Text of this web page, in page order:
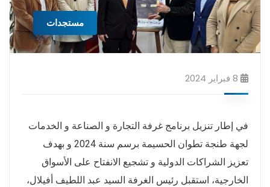
مستجدات
8 فبراير 2024
في إطار تنزيل برنامج غرفة التجارة و الصناعة و الخدمات
لجهة طنجة تطوان الحسيمة برسم سنة 2024 و بهدف
تعزيز الشراكات الدولية و تشجيع الانفتاح على الأسواق
الخارجية، استقبل رئيس الغرفة السيد عبد اللطيف أفيلال،